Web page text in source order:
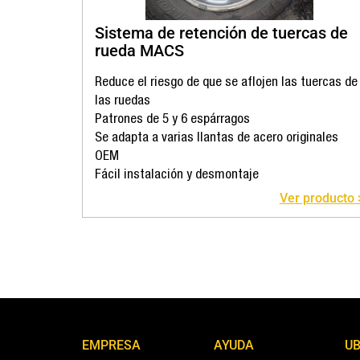
Sistema de retención de tuercas de
rueda MACS
Reduce el riesgo de que se aflojen las tuercas de
las ruedas
Patrones de 5 y 6 espárragos
Se adapta a varias llantas de acero originales
OEM
Fácil instalación y desmontaje
Ver producto
EMPRESA AYUDA